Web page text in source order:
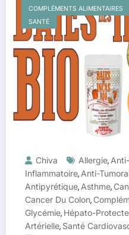
COMPLÉMENTS ALIMENTAIRES
SANTÉ
Chiva Allergie,
Inflammatoire, Anti-
Antipyrétique, Asthme,
Cancer Du Colon,
Glycémie, Hépato-
Artérielle, Santé